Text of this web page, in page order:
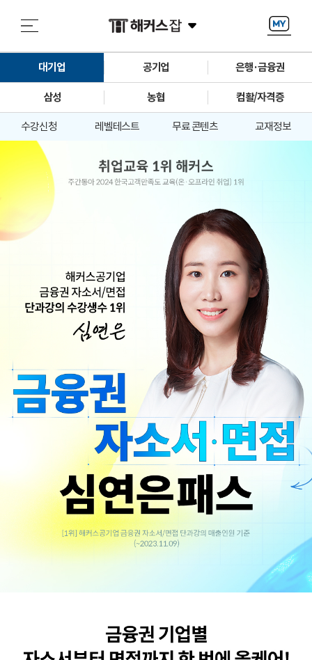
대기업 공기업 은행·금융권
삼성 농협 컴활/자격증
수강신청 레벨테스트 무료 콘텐츠 교재정보